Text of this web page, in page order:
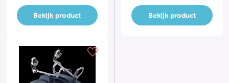
Bekijk product Bekijk product